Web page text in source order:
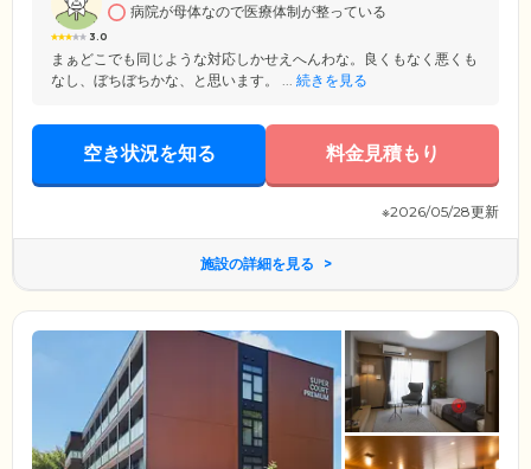
3.0
病院が母体なので医療体制が整っている
まぁどこでも同じような対応しかせえへんわな。良くもなく悪くも
なし、ぼちぼちかな、と思います。 ... 続きを見る
空き状況を知る 料金見積もり
※2026/05/28更新
施設の詳細を見る